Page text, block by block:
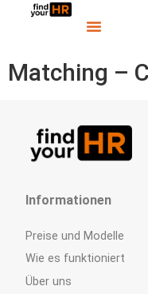
Matching –
Informationen
Preise und Modelle
Wie es funktioniert
Über uns